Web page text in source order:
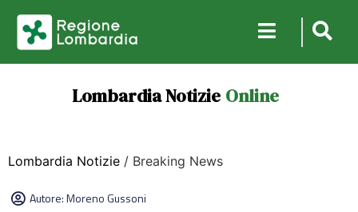
Lombardia Notizie Online
Lombardia Notizie / Breaking News
Autore:Moreno Gussoni